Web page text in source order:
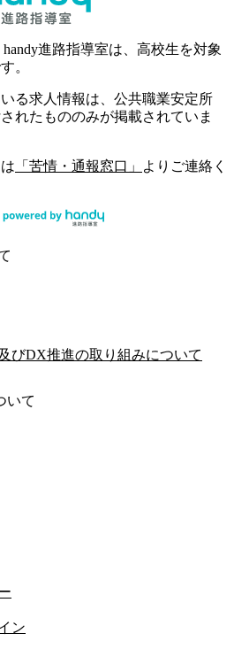
進路指導室は、高校生を対象
。
る求人情報は、公共職業安定所
れたもののみが掲載されていま
「苦情・通報窓口」
よりご連絡く
びDX推進の取り組みについて
いて
ン